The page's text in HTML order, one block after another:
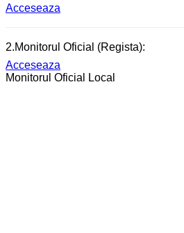
Acceseaza
2.Monitorul Oficial (Regista):
Acceseaza
Monitorul Oficial Local